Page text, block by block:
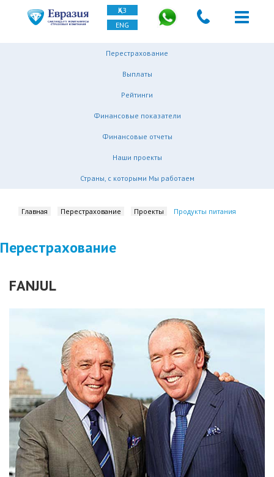
ҚАЗ
ENG
Перестрахование
Выплаты
Рейтинги
Финансовые показатели
Финансовые отчеты
Наши проекты
Страны, с которыми Мы работаем
Главная Перестрахование Проекты Продукты питания
Перестрахование
FANJUL